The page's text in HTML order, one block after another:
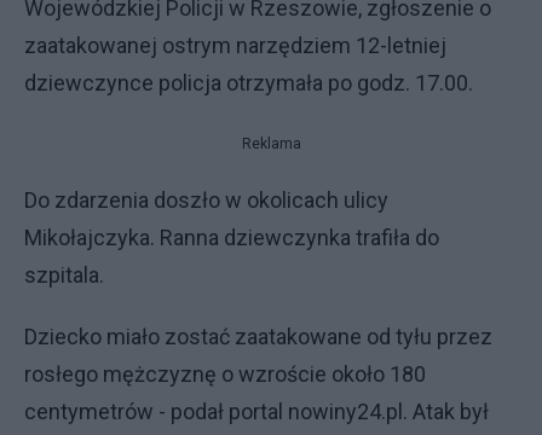
Wojewódzkiej Policji w Rzeszowie, zgłoszenie o
zaatakowanej ostrym narzędziem 12-letniej
dziewczynce policja otrzymała po godz. 17.00.
Reklama
Do zdarzenia doszło w okolicach ulicy
Mikołajczyka. Ranna dziewczynka trafiła do
szpitala.
Dziecko miało zostać zaatakowane od tyłu przez
rosłego mężczyznę o wzroście około 180
centymetrów - podał portal nowiny24.pl. Atak był